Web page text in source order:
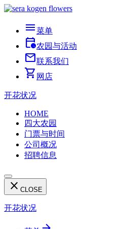
menu菜单
calendar_clock农园与活动
mail联系我们
shopping_cart 网店
开花状况
HOME
四大农园
门票与时间
公司概况
招聘信息
close CLOSE
开花状况